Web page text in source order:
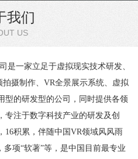
我们
US
是一家立足于虚拟现实技术研发、
拍摄制作 、VR全景展示系统、虚拟
型的研发型的公司，同时提供各领
专注于数字科技产业的研发及创
，16积累，伴随中国VR领域风风雨
多项“软著”等，是中国目前最专业